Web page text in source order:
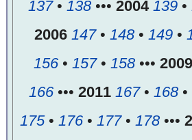
137• 138••• 2004 139•
2006 147• 148• 149•
156• 157• 158••• 2009
166••• 2011 167• 168•
175• 176• 177• 178•••